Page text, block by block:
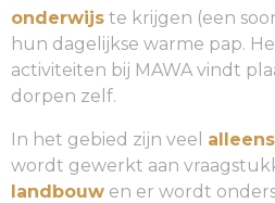
onderwijs te krijgen (een
hun dagelijkse warme pap.
activiteiten bij MAWA vindt
dorpen zelf.
In het gebied zijn veel
wordt gewerkt aan
landbouw en er wordt